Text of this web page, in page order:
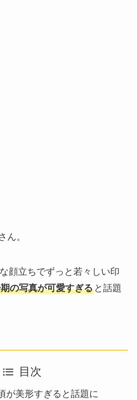
ん。
顔立ちでずっと若々しい印
の写真が可愛すぎると話題
目次
が美形すぎると話題に